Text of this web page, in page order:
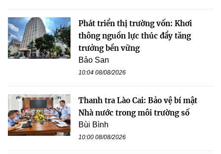
Phát triển thị trường vốn: Khơi
thông nguồn lực thúc đẩy tăng
trưởng bền vững
Bảo San
10:04 08/08/2026
Thanh tra Lào Cai: Bảo vệ bí mật
Nhà nước trong môi trường số
Bùi Bình
10:00 08/08/2026